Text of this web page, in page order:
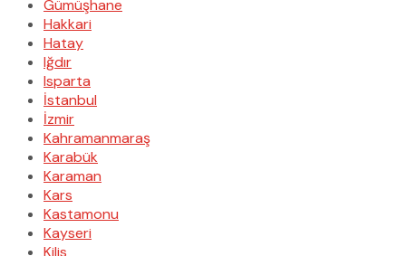
Gümüşhane
Hakkari
Hatay
Iğdır
Isparta
İstanbul
İzmir
Kahramanmaraş
Karabük
Karaman
Kars
Kastamonu
Kayseri
Kilis